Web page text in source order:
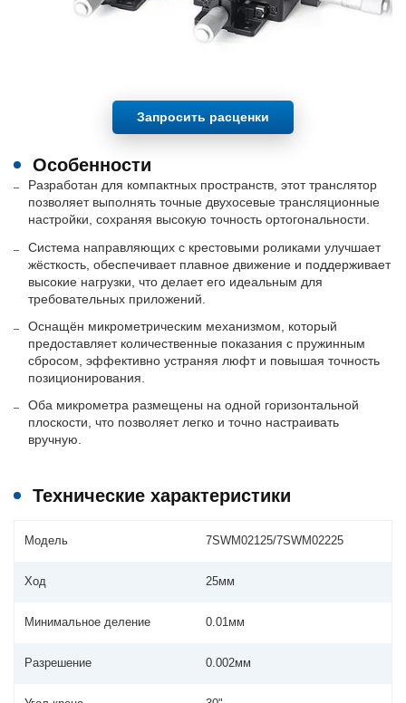
Запросить расценки
Особенности
Разработан для компактных пространств, этот транслятор
позволяет выполнять точные двухосевые трансляционные
настройки, сохраняя высокую точность ортогональности.
Система направляющих с крестовыми роликами улучшает
жёсткость, обеспечивает плавное движение и поддерживает
высокие нагрузки, что делает его идеальным для
требовательных приложений.
Оснащён микрометрическим механизмом, который
предоставляет количественные показания с пружинным
сбросом, эффективно устраняя люфт и повышая точность
позиционирования.
Оба микрометра размещены на одной горизонтальной
плоскости, что позволяет легко и точно настраивать
вручную.
Технические характеристики
Модель 7SWM02125/7SWM02225
Ход 25мм
Минимальное деление 0.01мм
Разрешение 0.002мм